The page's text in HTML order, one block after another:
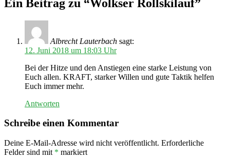
Ein Beitrag zu “Wolkser Rollskilauf”
Albrecht Lauterbach sagt:
12. Juni 2018 um 18:03 Uhr
Bei der Hitze und den Anstiegen eine starke Leistung von
Euch allen. KRAFT, starker Willen und gute Taktik helfen
Euch immer mehr.
Antworten
Schreibe einen Kommentar
Deine E-Mail-Adresse wird nicht veröffentlicht. Erforderliche
Felder sind mit * markiert